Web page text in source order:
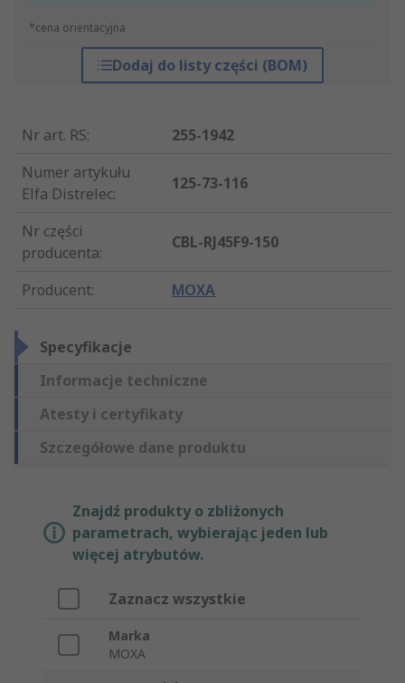
*cena orientacyjna
Dodaj do listy części (BOM)
Nr art. RS:
255-1942
Numer artykułu
Elfa Distrelec:
125-73-116
Nr części
producenta:
CBL-RJ45F9-150
Producent: MOXA
Specyfikacje
Informacje techniczne
Atesty i certyfikaty
Szczegółowe dane produktu
Znajdź produkty o zbliżonych
parametrach, wybierając jeden lub
więcej atrybutów.
Zaznacz wszystkie
Marka
MOXA